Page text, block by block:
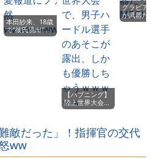
本田紗来、18歳
で“彼氏流出”！
恋愛報道にファ
【ハプニング】
陸上世界大会
で、男子ハード
が露出、しかも
優勝しちゃうｗ
グラビア
が武器だ
MEGUMI
敵だった」！指揮官の交代
ww